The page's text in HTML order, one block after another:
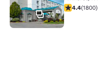
30
Calificación
4.4(1800)